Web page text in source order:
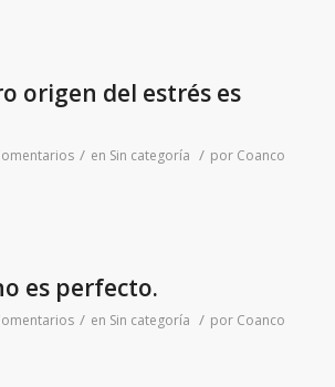
origen del estrés es
/ en Sin categoría / por Coanco
es perfecto.
/ en Sin categoría / por Coanco